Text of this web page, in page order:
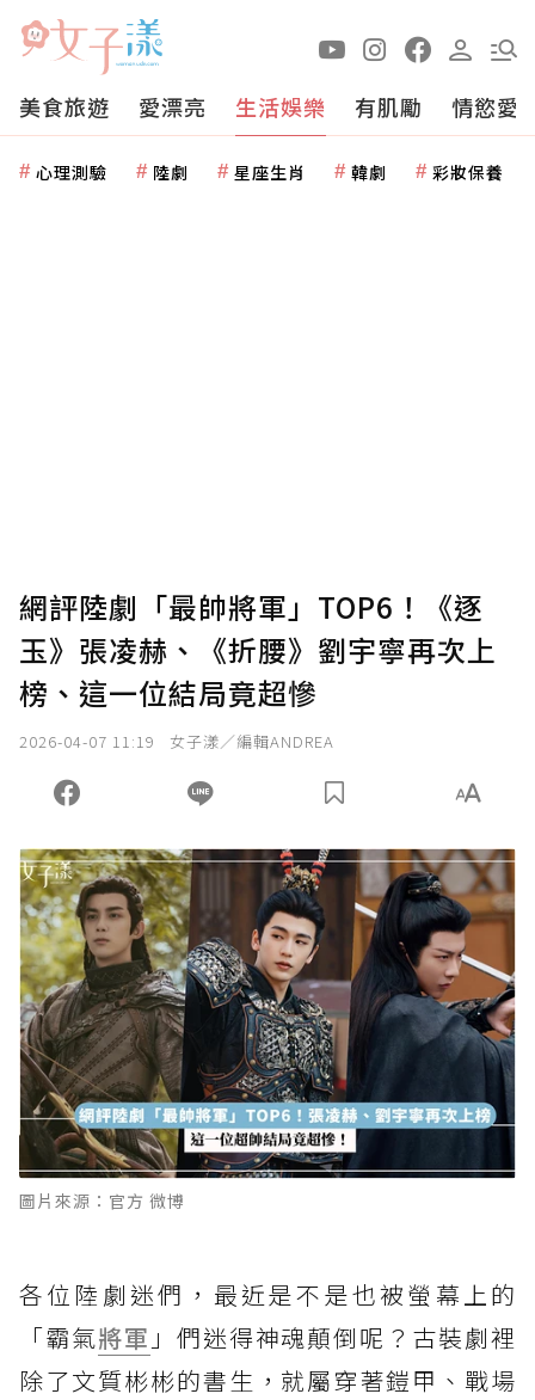
美食旅遊 愛漂亮 生活娛樂 有肌勵 情慾愛
心理測驗 陸劇 星座生肖 韓劇 彩妝保養
網評陸劇「最帥將軍」TOP6！《逐
玉》張凌赫、《折腰》劉宇寧再次上
榜、這一位結局竟超慘
2026-04-07 11:19 女子漾／編輯ANDREA
圖片來源：官方 微博
各位陸劇迷們，最近是不是也被螢幕上的
「霸氣將軍 」們迷得神魂顛倒呢？古裝劇裡
除了文質彬彬的書生，就屬穿著鎧甲、戰場